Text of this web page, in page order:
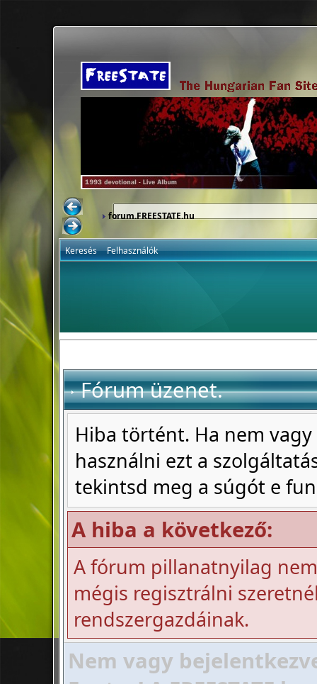
forum.FREESTATE.hu
Keresés Felhasználók
Fórum üzenet.
Hiba történt. Ha nem
használni ezt a
tekintsd meg a súgót e
A hiba a következő:
A fórum pillanatnyilag
mégis regisztrálni
rendszergazdáinak.
Nem vagy